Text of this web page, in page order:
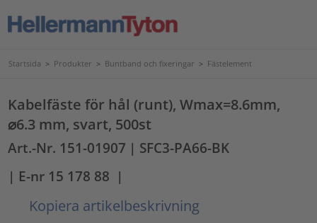
Startsida > Produkter > Buntband och fixeringar > Fästelement
Kabelfäste för hål (runt), Wmax=8.6mm,
⌀6.3 mm, svart, 500st
Art.-Nr. 151-01907 | SFC3-PA66-BK
| E-nr 15 178 88 |
Kopiera artikelbeskrivning